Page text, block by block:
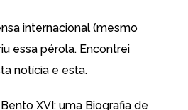
internacional (mesmo
essa pérola. Encontrei
notícia e esta.
XVI: uma Biografia de